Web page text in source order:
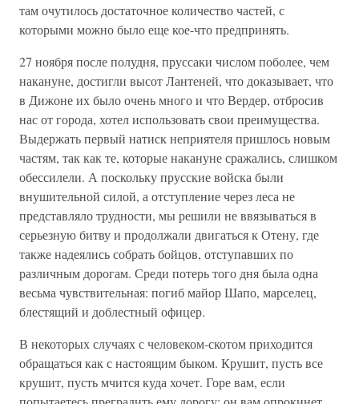
там очутилось достаточное количество частей, с
которыми можно было еще кое-что предпринять.
27 ноября после полудня, пруссаки числом поболее, чем
накануне, достигли высот Лантеней, что доказывает, что
в Дижоне их было очень много и что Вердер, отбросив
нас от города, хотел использовать свои преимущества.
Выдержать первый натиск неприятеля пришлось новым
частям, так как те, которые накануне сражались, слишком
обессилели. А поскольку прусские войска были
внушительной силой, а отступление через леса не
представляло трудности, мы решили не ввязываться в
серьезную битву и продолжали двигаться к Отену, где
также надеялись собрать бойцов, отступавших по
различным дорогам. Среди потерь того дня была одна
весьма чувствительная: погиб майор Шапо, марселец,
блестящий и доблестный офицер.
В некоторых случаях с человеком-скотом приходится
обращаться как с настоящим быком. Крушит, пусть все
крушит, пусть мчится куда хочет. Горе вам, если